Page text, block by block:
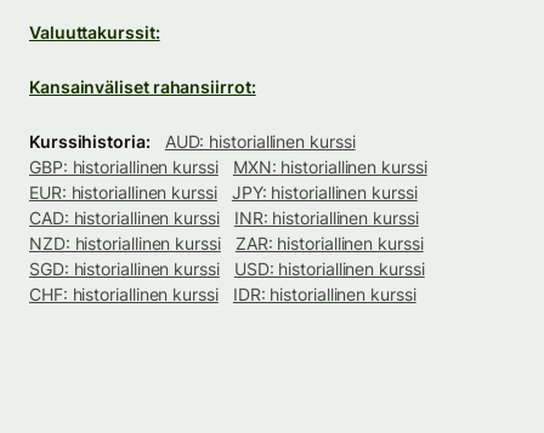
Valuuttakurssit:
Kansainväliset rahansiirrot:
Kurssihistoria:
AUD: historiallinen kurssi
GBP: historiallinen kurssi
MXN: historiallinen kurssi
EUR: historiallinen kurssi
JPY: historiallinen kurssi
CAD: historiallinen kurssi
INR: historiallinen kurssi
NZD: historiallinen kurssi
ZAR: historiallinen kurssi
SGD: historiallinen kurssi
USD: historiallinen kurssi
CHF: historiallinen kurssi
IDR: historiallinen kurssi